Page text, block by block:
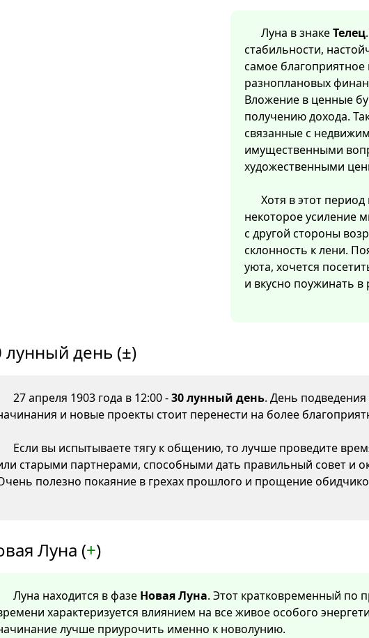
Луна в знакеТелец
стабильности,
самое
разноплановых
Вложение в ценные
получению дохода.
связанные с
имущественными
художественными
Хотя в этот
некоторое усиление
с другой стороны
склонность к лени.
уюта, хочется
и вкусно поужинать в
лунный день (±)
27 апреля 1903 года в 12:00 -30 лунный день. День
и новые проекты стоит перенести на более
Если вы испытываете тягу к общению, то лучше проведите
старыми партнерами, способными дать правильный совет и
полезно покаяние в грехах прошлого и прощение
Луна (+)
Луна находится в фазе Новая Луна. Этот кратковременный по
характеризуется влиянием на все живое особого
лучше приурочить именно к новолунию.